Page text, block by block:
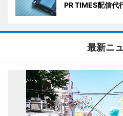
PR TIMES配信代
最新ニ